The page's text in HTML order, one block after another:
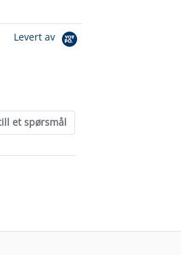
Levert av
et spørsmål